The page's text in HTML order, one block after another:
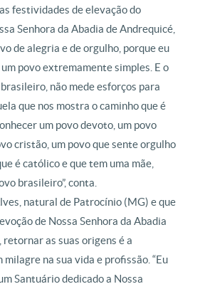
festividades de elevação do
Senhora da Abadia de Andrequicé,
de alegria e de orgulho, porque eu
povo extremamente simples. E o
não mede esforços para
que nos mostra o caminho que é
um povo devoto, um povo
cristão, um povo que sente orgulho
é católico e que tem uma mãe,
brasileiro”, conta.
natural de Patrocínio (MG) e que
de Nossa Senhora da Abadia
retornar as suas origens é a
milagre na sua vida e profissão. “Eu
Santuário dedicado a Nossa